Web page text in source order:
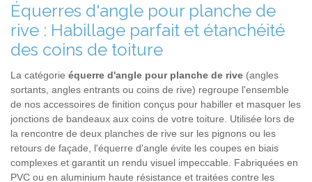
Équerres d'angle pour planche de
rive : Habillage parfait et étanchéité
des coins de toiture
La catégorie équerre d'angle pour planche de rive (angles
sortants, angles entrants ou coins de rive) regroupe l'ensemble
de nos accessoires de finition conçus pour habiller et masquer les
jonctions de bandeaux aux coins de votre toiture. Utilisée lors de
la rencontre de deux planches de rive sur les pignons ou les
retours de façade, l'équerre d'angle évite les coupes en biais
complexes et garantit un rendu visuel impeccable. Fabriquées en
PVC ou en aluminium haute résistance et traitées contre les